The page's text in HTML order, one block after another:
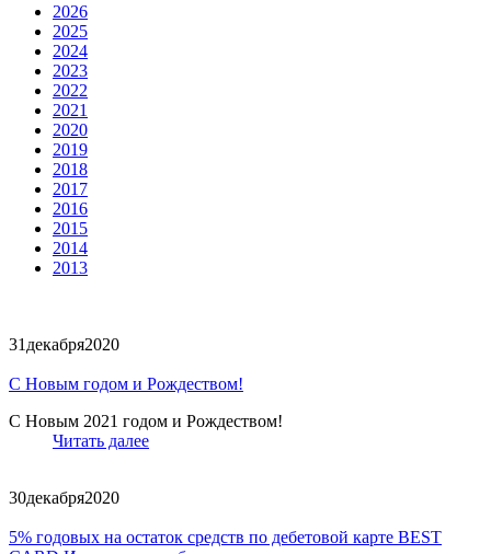
2026
2025
2024
2023
2022
2021
2020
2019
2018
2017
2016
2015
2014
2013
31 декабря2020
C Новым годом и Рождеством!
C Новым 2021 годом и Рождеством!
Читать далее
30декабря2020
5% годовых на остаток средств по дебетовой карте BEST